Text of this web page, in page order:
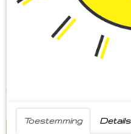
Borrelbox Streek 0.0
€ 22,00
Op voorraad
IN WINKELWAGEN
Toestemming Details